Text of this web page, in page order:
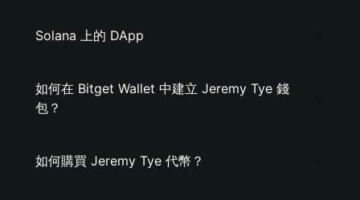
Solana 上的 DApp
如何在 Bitget Wallet 中建立 Jeremy Tye 錢
包？
如何購買 Jeremy Tye 代幣？